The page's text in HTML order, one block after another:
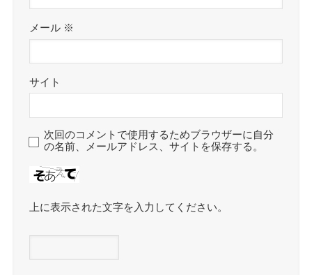
メール ※
サイト
次回のコメントで使用するためブラウザーに自分
の名前、メールアドレス、サイトを保存する。
上に表示された文字を入力してください。